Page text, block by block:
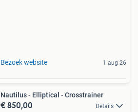
Bezoek website 1 aug 26
Nautilus - Elliptical - Crosstrainer
€ 850,00 Details